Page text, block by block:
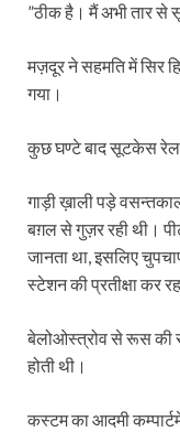
”ठीक है। मैं अभी तार से
मज़दूर ने सहमति में सिर
गया।
कुछ घण्टे बाद सूटकेस
गाड़ी ख़ाली पड़े
बग़ल से गुज़र रही थी।
जानता था, इसलिए
स्टेशन की प्रतीक्षा कर
बेलोओस्त्रोव से रूस की
होती थी।
कस्टम का आदमी